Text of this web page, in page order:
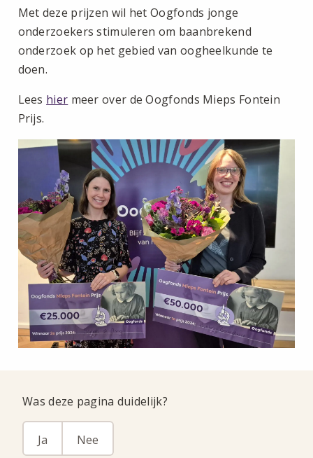
Met deze prijzen wil het Oogfonds jonge
onderzoekers stimuleren om baanbrekend
onderzoek op het gebied van oogheelkunde te
doen.
Lees hier meer over de Oogfonds Mieps Fontein
Prijs.
Was deze pagina duidelijk?
Ja Nee